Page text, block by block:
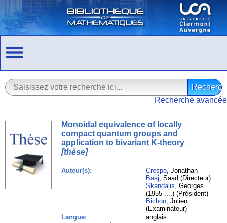
Recherche avancée
Monoidal equivalence of locally
compact quantum groups and
application to bivariant K-theory
[thèse]
Auteur(s): Crespo, Jonathan
Baaj, Saad (Directeur)
Skandalis, Georges
(1955-....) (Président)
Bichon, Julien
(Examinateur)
Langue:
anglais